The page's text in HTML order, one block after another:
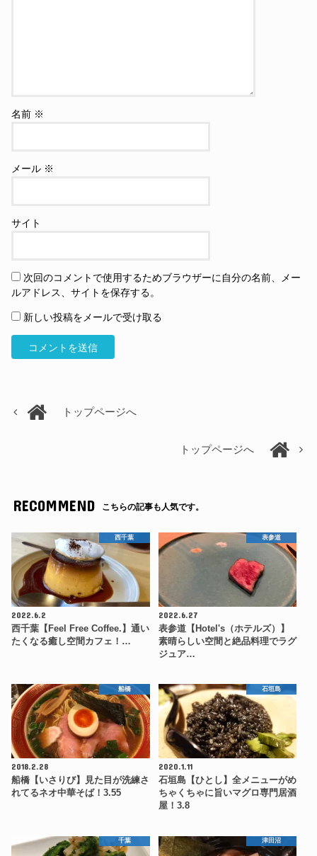
名前 ※
メール ※
サイト
次回のコメントで使用するためブラウザーに自分の名前、メー
ルアドレス、サイトを保存する。
新しい投稿をメールで受け取る
トップページへ
トップページへ
RECOMMEND こちらの記事も人気です。
西千葉
2022.6.2
西千葉【Feel Free Coffee.】通い
たくなる癒し空間カフェ！…
表参道
2022.6.27
表参道【Hotel's（ホテルズ）】
素晴らしい空間と絶品料理でラグ
ジュア…
船橋
2018.2.28
船橋【いさりび】見た目が洗練さ
れてるネオ中華そば！3.55
石垣島
2020.1.11
石垣島【ひとし】全メニューがめ
ちゃくちゃに旨いマグロ専門居酒
屋！3.8
千葉 津田沼